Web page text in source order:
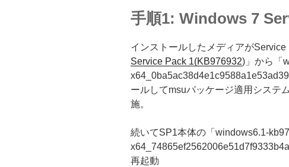
手順1: Windows 7
インストールしたメディアがService
Service Pack 1(KB976932)」から「
ールしてmsuパッケージ適用システ
施。
続いてSP1本体の「windows6.1-
再起動